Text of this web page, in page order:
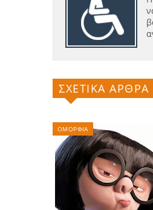
ΣΧΕΤΙΚΑ ΑΡΘΡΑ
ΟΜΟΡΦΙΑ